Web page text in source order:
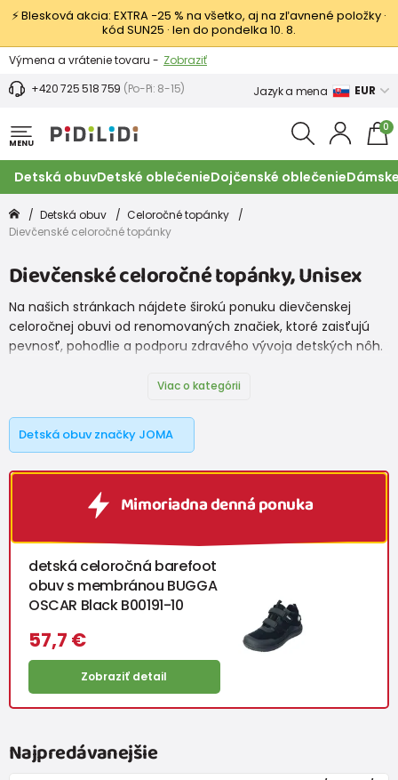
⚡ Blesková akcia: EXTRA −25 % na všetko, aj na zľavnené položky ·
kód SUN25 · len do pondelka 10. 8.
Výmena a vrátenie tovaru - Zobraziť
Zľava 3,80 EUR na prvý nákup - Podmienky
+420 725 518 759 (Po-Pi: 8-15) Jazyk a mena EUR
MENU
0
Detská obuvDetské oblečenieDojčenské oblečenie
Detská obuv
Celoročné topánky
Dievčenské celoročné topánky
Dievčenské celoročné topánky, Unisex
Na našich stránkach nájdete širokú ponuku dievčenskej
celoročnej obuvi od renomovaných značiek, ktoré zaisťujú
pevnosť, pohodlie a podporu zdravého vývoja detských nôh.
Viac o kategórii
Detská obuv značky JOMA
Mimoriadna denná ponuka
detská celoročná barefoot
obuv s membránou BUGGA
OSCAR Black B00191-10
57,7 €
Zobraziť detail
Najpredávanejšie